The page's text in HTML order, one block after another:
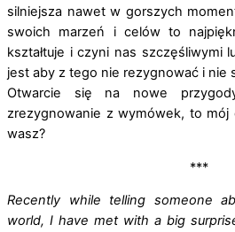
silniejsza nawet w gorszych
swoich marzeń i celów to
kształtuje i czyni nas szczęśliwymi
jest aby z tego nie rezygnować i nie
Otwarcie się na nowe
zrezygnowanie z wymówek, to
wasz?
***
Recently while telling someone
world, I have met with a big